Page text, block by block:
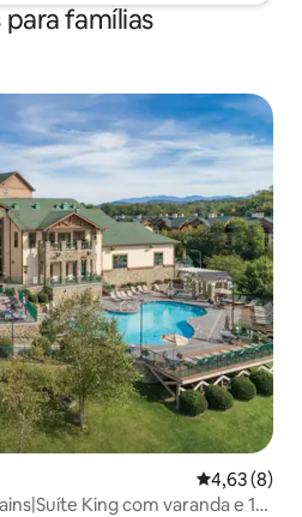
para famílias
4,63 de uma
4,63 (8)
King com varanda e 1